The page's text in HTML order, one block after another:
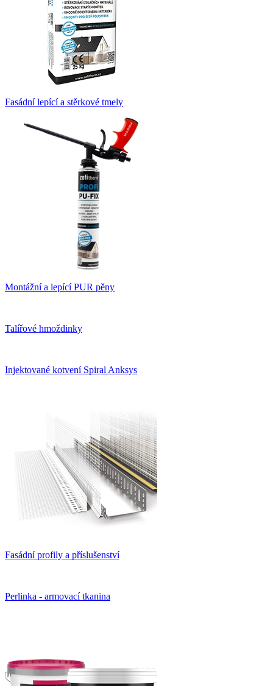
Fasádní lepící a stěrkové tmely
Montážní a lepící PUR pěny
Talířové hmoždinky
Injektované kotvení Spiral Anksys
Fasádní profily a příslušenství
Perlinka - armovací tkanina